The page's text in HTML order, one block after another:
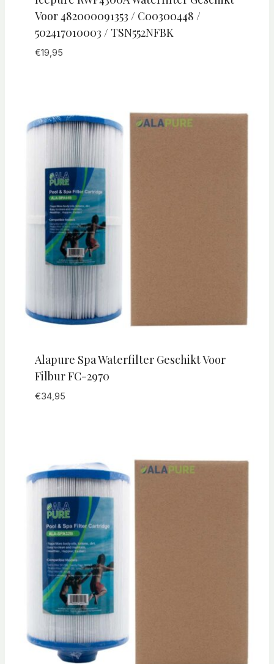
Voor 482000091353 / C00300448 /
502417010003 / TSN552NFBK
€19,95
Alapure Spa Waterfilter Geschikt Voor
Filbur FC-2970
€34,95